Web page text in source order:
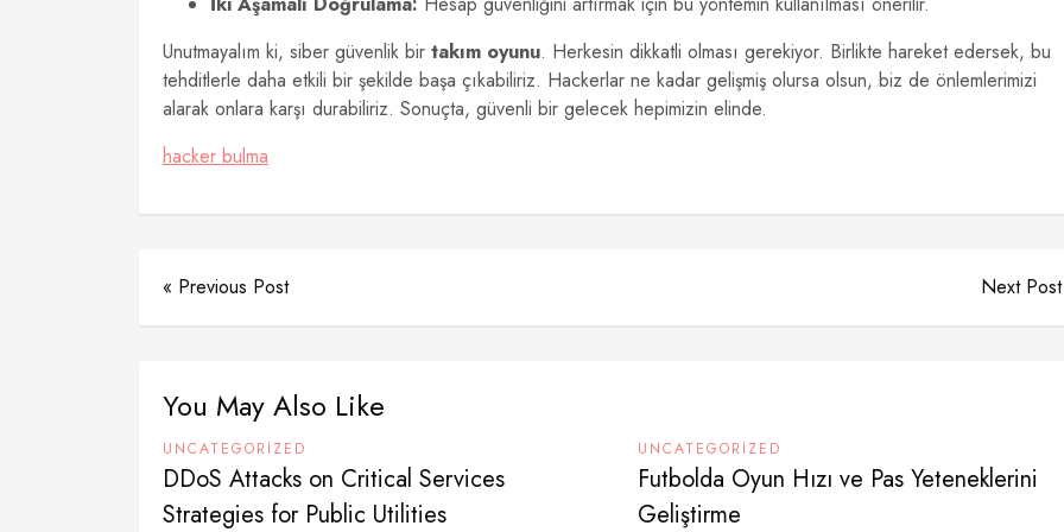
Unutmayalım ki, siber güvenlik bir takım oyunu. Herkesin dikkatli olması gerekiyor. Birlikte hareket edersek, bu
tehditlerle daha etkili bir şekilde başa çıkabiliriz. Hackerlar ne kadar gelişmiş olursa olsun, biz de önlemlerimizi
alarak onlara karşı durabiliriz. Sonuçta, güvenli bir gelecek hepimizin elinde.
hacker bulma
« Previous Post Next
You May Also Like
UNCATEGORIZED
DDoS Attacks on Critical Services
Strategies for Public Utilities
UNCATEGORIZED
Futbolda Oyun Hızı ve Pas Yeteneklerini
Geliştirme